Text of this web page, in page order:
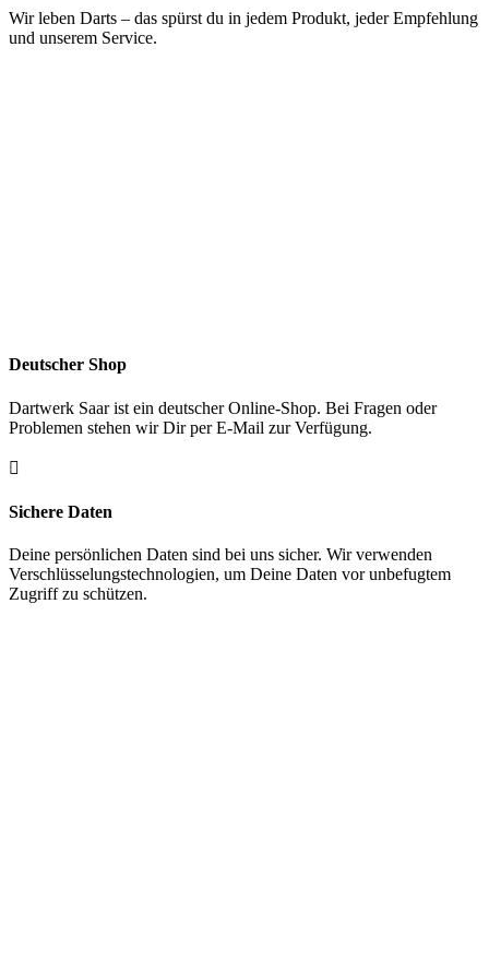
Wir leben Darts – das spürst du in jedem Produkt, jeder Empfehlung
und unserem Service.
Deutscher Shop
Dartwerk Saar ist ein deutscher Online-Shop. Bei Fragen oder
Problemen stehen wir Dir per E-Mail zur Verfügung.

Sichere Daten
Deine persönlichen Daten sind bei uns sicher. Wir verwenden
Verschlüsselungstechnologien, um Deine Daten vor unbefugtem
Zugriff zu schützen.